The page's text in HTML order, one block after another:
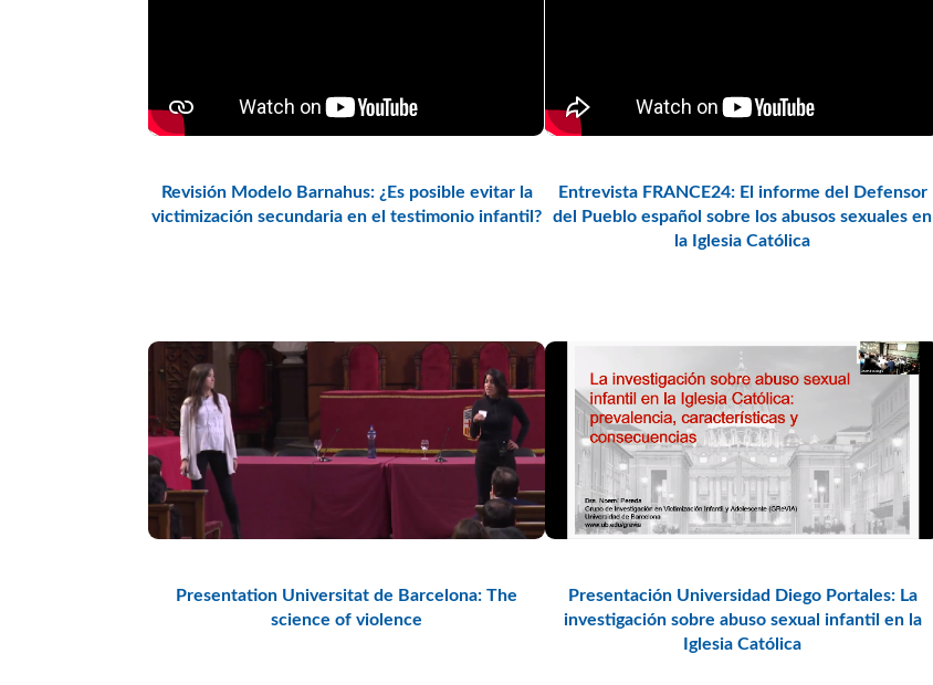
Revisión Modelo Barnahus: ¿Es posible evitar la
victimización secundaria en el testimonio infantil?
Entrevista FRANCE24: El informe del Defensor
del Pueblo español sobre los abusos sexuales en
la Iglesia Católica
Presentation Universitat de Barcelona: The
science of violence
Presentación Universidad Diego Portales: La
investigación sobre abuso sexual infantil en la
Iglesia Católica